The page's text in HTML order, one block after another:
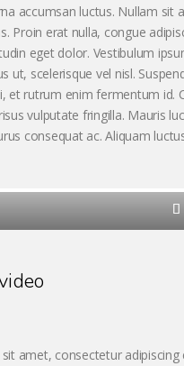
accumsan luctus. Nullam sit
Proin erat nulla, congue
eget dolor. Vestibulum
ut, scelerisque vel nisl.
et rutrum enim fermentum id.
vulputate fringilla. Mauris
consequat ac. Aliquam
amet, consectetur adipiscing